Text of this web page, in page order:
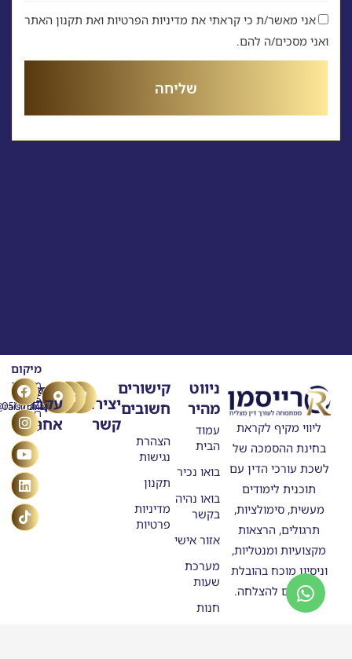
אני מאשר/ת כי קראתי את מדיניות הפרטיות ואת תקנון האתר
ואני מסכים/ה להם.
שליחה
ליווי מקיף לקראת
בחינת ההסמכה של
לשכת עורכי הדין עם
תוכנית לימודים
מעשית, סימולציות,
תרגולים, הרצאות
מקצועיות ומנטליות,
וניסיון מוכח בהובלת
מתמחים להצלחה.
ניווט
מהיר
עמוד
הבית
בואו נכיר
בואו נהיה
בקשר
אזור אישי
מערכת
שעות
חנות
קישורים
חשובים
הצהרת
נגישות
תקנון
מדיניות
פרטיות
יצירת
קשר
טלפון
0507875558
דוא"ל
ask@raisman.ac
מיקום
מרילנד
5
ראשון
לציון
עקבו
אחרינו
F
a
c
e
o
o
I
n
s
t
g
m
Y
o
u
t
b
e
L
i
n
k
d
T
i
k
t